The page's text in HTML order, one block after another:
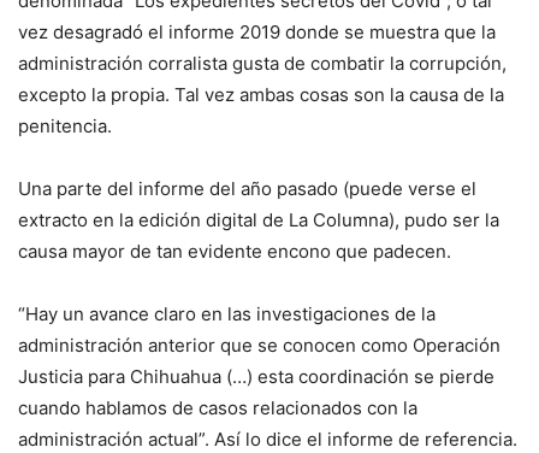
vez desagradó el informe 2019 donde se muestra que la
administración corralista gusta de combatir la corrupción,
excepto la propia. Tal vez ambas cosas son la causa de la
penitencia.
Una parte del informe del año pasado (puede verse el
extracto en la edición digital de La Columna), pudo ser la
causa mayor de tan evidente encono que padecen.
“Hay un avance claro en las investigaciones de la
administración anterior que se conocen como Operación
Justicia para Chihuahua (…) esta coordinación se pierde
cuando hablamos de casos relacionados con la
administración actual”. Así lo dice el informe de referencia.